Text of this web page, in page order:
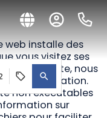
web installe des
vous visitez ses
sur ce site, nous
leur utilisation.
non exécutables
sur